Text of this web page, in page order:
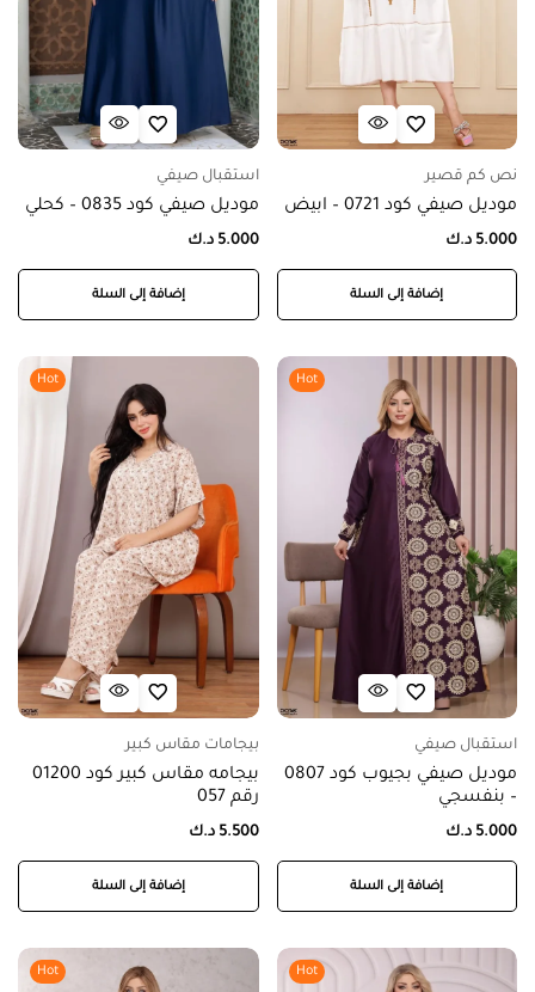
نص كم قصير
موديل صيفي كود 0721 – ابيض
5.000 د.ك
إضافة إلى السلة
استقبال صيفي
موديل صيفي كود 0835 – كحلي
5.000 د.ك
إضافة إلى السلة
Hot
استقبال صيفي
موديل صيفي بجيوب كود 0807
– بنفسجي
5.000 د.ك
إضافة إلى السلة
Hot
بيجامات مقاس كبير
بيجامه مقاس كبير كود 01200
رقم 057
5.500 د.ك
إضافة إلى السلة
Hot
Hot